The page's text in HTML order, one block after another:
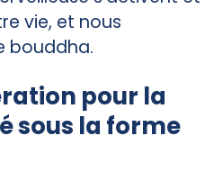
vie, et nous
bouddha.
pour la
sous la forme